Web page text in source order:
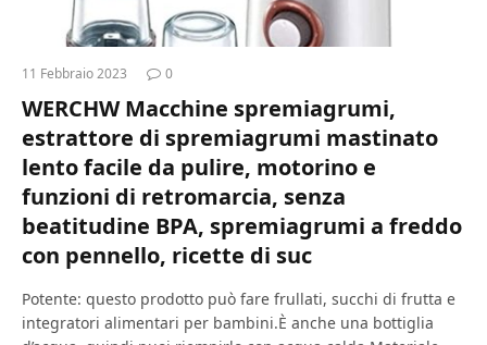
11 Febbraio 2023 0
WERCHW Macchine spremiagrumi,
estrattore di spremiagrumi mastinato
lento facile da pulire, motorino e
funzioni di retromarcia, senza
beatitudine BPA, spremiagrumi a freddo
con pennello, ricette di suc
Potente: questo prodotto può fare frullati, succhi di frutta e
integratori alimentari per bambini.È anche una bottiglia